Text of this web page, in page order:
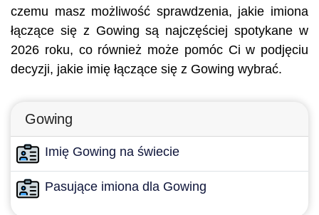
czemu masz możliwość sprawdzenia, jakie imiona
łączące się z Gowing są najczęściej spotykane w
2026 roku, co również może pomóc Ci w podjęciu
decyzji, jakie imię łączące się z Gowing wybrać.
Gowing
Imię Gowing na świecie
Pasujące imiona dla Gowing